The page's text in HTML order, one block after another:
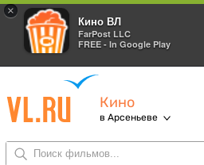
×
Кино ВЛ
FarPost LLC
FREE - In Google Play
Кино
в Арсеньеве